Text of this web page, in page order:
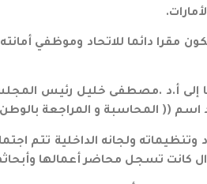
مقرا دائما للاتحاد وموظفي
العام للاتحاد طلبا إلى أ.د .مصطفى
اسم (( المحاسبة و المراجعة
إلى 1978 كان نشاط الاتحاد وتنظيماته
كانت تسجل محاضر أعمالها